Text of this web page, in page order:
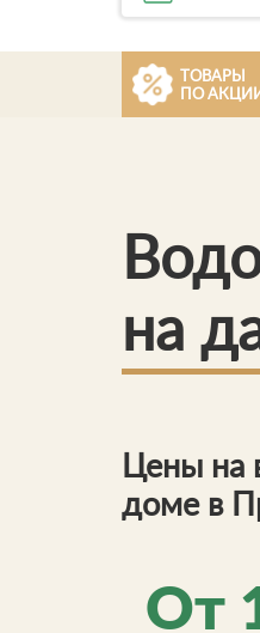
ТОВАРЫ
ПО
на
Цены на
доме в
От